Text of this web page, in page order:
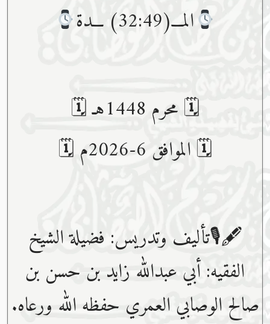
المـــ(32:49) ـــدة
🗓 محرم 1448هـ 🗓
🗓 الموافق 6-2026م 🗓
🖋🎙تأليف وتدريس: فضيلة الشيخ
الفقيه: أبي عبدﷲ زايد بن حسن بن
صالح الوصابي العمري حفظه ﷲ ورعاه.